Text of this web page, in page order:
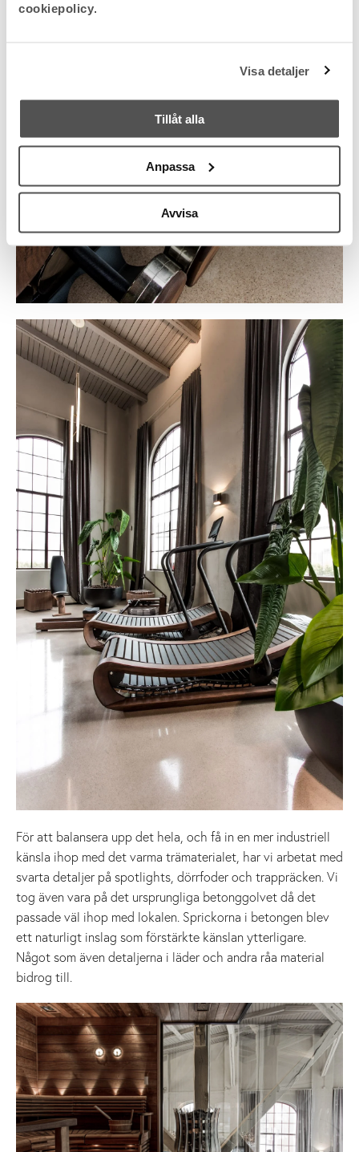
cookiepolicy.
Visa detaljer
Tillåt alla
Anpassa
Avvisa
För att balansera upp det hela, och få in en mer industriell
känsla ihop med det varma trämaterialet, har vi arbetat med
svarta detaljer på spotlights, dörrfoder och trappräcken. Vi
tog även vara på det ursprungliga betonggolvet då det
passade väl ihop med lokalen. Sprickorna i betongen blev
ett naturligt inslag som förstärkte känslan ytterligare.
Något som även detaljerna i läder och andra råa material
bidrog till.